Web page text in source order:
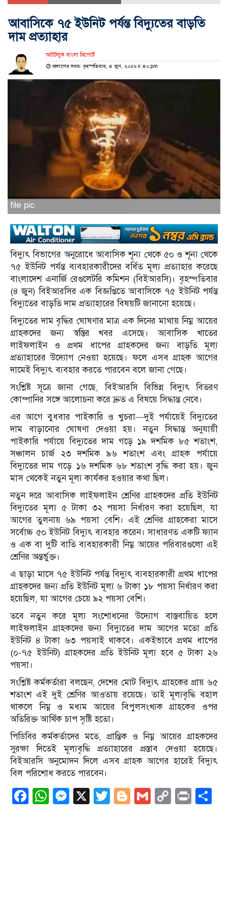
আবাসিকে ৭৫ ইউনিট পর্যন্ত বিদ্যুতের বাড়তি
দাম প্রত্যাহার
আউটলুক বাংলা রিপোর্ট
প্রকাশের সময়: বৃহস্পতিবার, ৪ জুন, ২০২৬ ৫:৪০ pm
file pic
বিদ্যুৎ বিভাগের অনুরোধে আবাসিক শূন্য থেকে ৫০ ও শূন্য থেকে
৭৫ ইউনিট পর্যন্ত ব্যবহারকারীদের বর্ধিত মূল্য প্রত্যাহার করেছে
বাংলাদেশ এনার্জি রেগুলেটরি কমিশন (বিইআরসি)। বৃহস্পতিবার
(৪ জুন) বিইআরসির এক বিজ্ঞপ্তিতে আবাসিকে ৭৫ ইউনিট পর্যন্ত
বিদ্যুতের বাড়তি দাম প্রত্যাহারের বিষয়টি জানানো হয়েছে।
বিদ্যুতের দাম বৃদ্ধির ঘোষণার মাত্র এক দিনের মাথায় নিম্ন আয়ের
গ্রাহকদের জন্য স্বস্তির খবর এসেছে। আবাসিক খাতের
লাইফলাইন ও প্রথম ধাপের গ্রাহকদের জন্য বাড়তি মূল্য
প্রত্যাহারের উদ্যোগ নেওয়া হয়েছে। ফলে এসব গ্রাহক আগের
দামেই বিদ্যুৎ ব্যবহার করতে পারবেন বলে জানা গেছে।
সংশ্লিষ্ট সূত্রে জানা গেছে, বিইআরসি বিভিন্ন বিদ্যুৎ বিতরণ
কোম্পানির সঙ্গে আলোচনা করে দ্রুত এ বিষয়ে সিদ্ধান্ত নেবে।
এর আগে বুধবার পাইকারি ও খুচরা—দুই পর্যায়েই বিদ্যুতের
দাম বাড়ানোর ঘোষণা দেওয়া হয়। নতুন সিদ্ধান্ত অনুযায়ী
পাইকারি পর্যায়ে বিদ্যুতের দাম গড়ে ১৯ দশমিক ৮৫ শতাংশ,
সঞ্চালন চার্জ ২৩ দশমিক ৯৬ শতাংশ এবং গ্রাহক পর্যায়ে
বিদ্যুতের দাম গড়ে ১৬ দশমিক ৬৮ শতাংশ বৃদ্ধি করা হয়। জুন
মাস থেকেই নতুন মূল্য কার্যকর হওয়ার কথা ছিল।
নতুন দরে আবাসিক লাইফলাইন শ্রেণির গ্রাহকদের প্রতি ইউনিট
বিদ্যুতের মূল্য ৫ টাকা ৩২ পয়সা নির্ধারণ করা হয়েছিল, যা
আগের তুলনায় ৬৯ পয়সা বেশি। এই শ্রেণির গ্রাহকেরা মাসে
সর্বোচ্চ ৫০ ইউনিট বিদ্যুৎ ব্যবহার করেন। সাধারণত একটি ফ্যান
ও এক বা দুটি বাতি ব্যবহারকারী নিম্ন আয়ের পরিবারগুলো এই
শ্রেণির অন্তর্ভুক্ত।
এ ছাড়া মাসে ৭৫ ইউনিট পর্যন্ত বিদ্যুৎ ব্যবহারকারী প্রথম ধাপের
গ্রাহকদের জন্য প্রতি ইউনিট মূল্য ৬ টাকা ১৮ পয়সা নির্ধারণ করা
হয়েছিল, যা আগের চেয়ে ৯২ পয়সা বেশি।
তবে নতুন করে মূল্য সংশোধনের উদ্যোগ বাস্তবায়িত হলে
লাইফলাইন গ্রাহকদের জন্য বিদ্যুতের দাম আগের মতো প্রতি
ইউনিট ৪ টাকা ৬৩ পয়সাই থাকবে। একইভাবে প্রথম ধাপের
(০-৭৫ ইউনিট) গ্রাহকদের প্রতি ইউনিট মূল্য হবে ৫ টাকা ২৬
পয়সা।
সংশ্লিষ্ট কর্মকর্তারা বলছেন, দেশের মোট বিদ্যুৎ গ্রাহকের প্রায় ৬৫
শতাংশ এই দুই শ্রেণির আওতায় রয়েছে। তাই মূল্যবৃদ্ধি বহাল
থাকলে নিম্ন ও মধ্যম আয়ের বিপুলসংখ্যক গ্রাহকের ওপর
অতিরিক্ত আর্থিক চাপ সৃষ্টি হতো।
পিডিবির কর্মকর্তাদের মতে, প্রান্তিক ও নিম্ন আয়ের গ্রাহকদের
সুরক্ষা দিতেই মূল্যবৃদ্ধি প্রত্যাহারের প্রস্তাব দেওয়া হয়েছে।
বিইআরসি অনুমোদন দিলে এসব গ্রাহক আগের হারেই বিদ্যুৎ
বিল পরিশোধ করতে পারবেন।
Facebook
WhatsApp
Messenger
X Twitter
Blogger
GmailCopy
Print